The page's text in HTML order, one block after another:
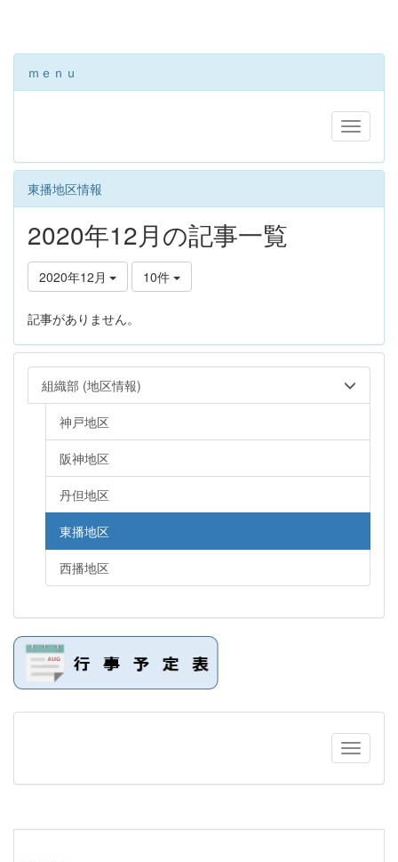
ｍｅｎｕ
東播地区情報
2020年12月の記事一覧
2020年12月 10件
記事がありません。
組織部 (地区情報)
神戸地区
阪神地区
丹但地区
東播地区
西播地区